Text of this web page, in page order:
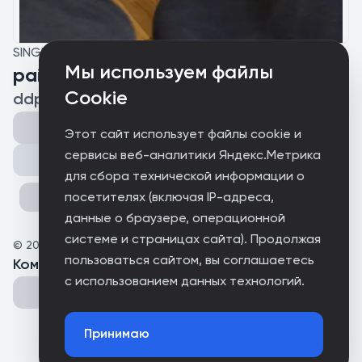
Мы используем файлы
Cookie
Этот сайт использует файлы cookie и
сервисы веб-аналитики Яндекс.Метрика
для сбора технической информации о
посетителях (включая IP-адреса,
данные о браузере, операционной
системе и страницах сайта). Продолжая
пользоваться сайтом, вы соглашаетесь
с использованием данных технологий.
Принимаю
SINGLE
pain
ddp5 (feat. dany2n)
Поделиться
© 2025 tewiiiiiie
Комментарии(0 )
Could not connect to the server.
Could not connect to the server.